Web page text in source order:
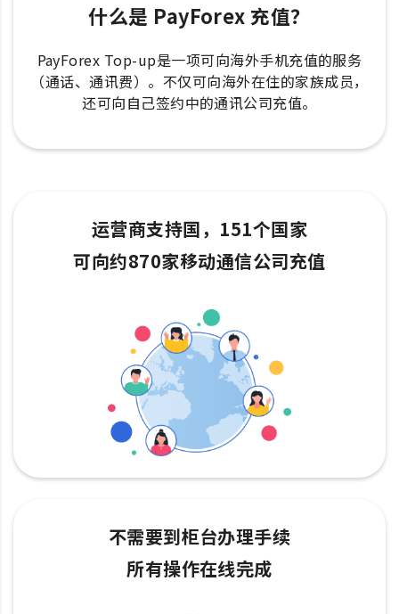
什么是 PayForex 充值？
PayForex Top-up是一项可向海外手机充值的服务
（通话、通讯费）。不仅可向海外在住的家族成员，
还可向自己签约中的通讯公司充值。
运营商支持国，151个国家
可向约870家移动通信公司充值
不需要到柜台办理手续
所有操作在线完成